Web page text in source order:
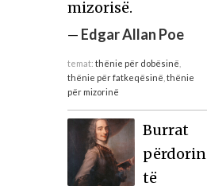
mizorisë.
— Edgar Allan Poe
temat: thënie për dobësinë
thënie për fatkeqësinë thënie
për mizorinë
Burrat
përdorin
të